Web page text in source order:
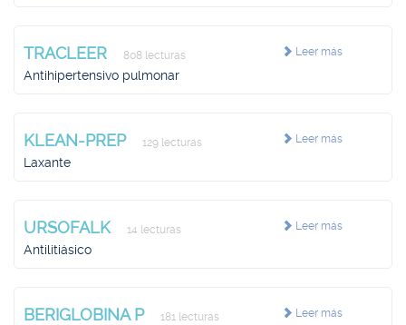
Leer más
TRACLEER 808 lecturas
Antihipertensivo pulmonar
Leer más
KLEAN-PREP 129 lecturas
Laxante
Leer más
URSOFALK 14 lecturas
Antilitiásico
Leer más
BERIGLOBINA P 181 lecturas